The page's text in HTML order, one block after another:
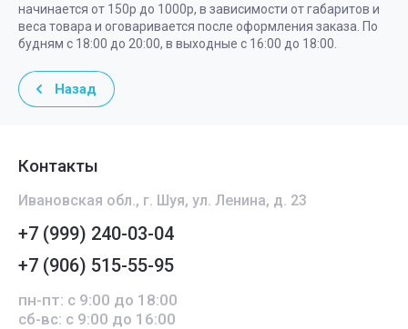
начинается от 150р до 1000р, в зависимости от габаритов и
веса товара и оговаривается после оформления заказа. По
будням с 18:00 до 20:00, в выходные с 16:00 до 18:00.
Назад
Контакты
Ивановская обл., г. Шуя, ул. Ленина, д. 23
+7 (999) 240-03-04
+7 (906) 515-55-95
пн-пт: с 9:00 до 18:00
сб-вс: с 9:00 до 16:00